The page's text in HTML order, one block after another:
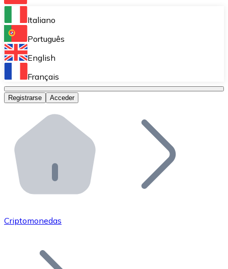
Bitnovo Ramp
Integra nuestra solución en tu plataforma.
Bitnovo Giftcards
Bitnovo OTC
Bitnovo ATM
Integra un ATM Bitnovo en tu negocio y permite que
Bitnovo API
Integra nuestra API en tu ecosistema.
Únete a nuestra red de distribuidores.
Añade tu proyecto a nuestro ecosistema.
Italiano
Português
English
Français
Registrarse Acceder
Criptomonedas